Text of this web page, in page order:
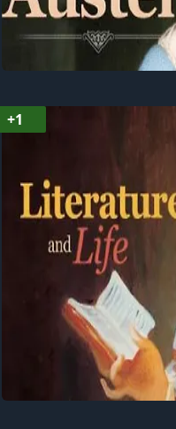
+1